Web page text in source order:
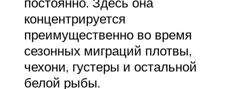
концентрируется
преимущественно во время
сезонных миграций плотвы,
чехони, густеры и остальной
белой рыбы.